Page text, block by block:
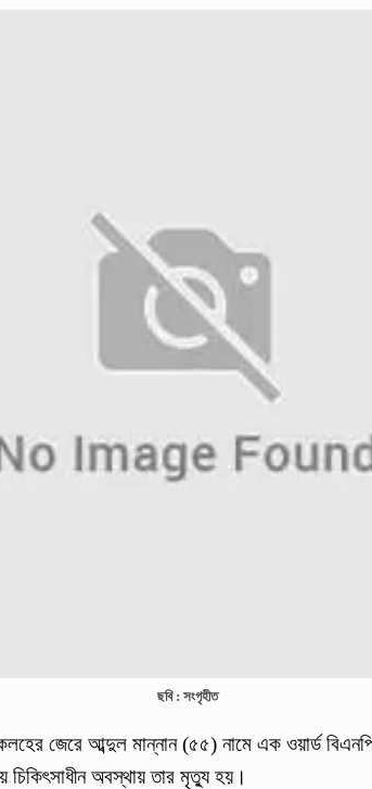
ছবি : সংগৃহীত
জেরে আব্দুল মান্নান (৫৫) নামে এক ওয়ার্ড
চিকিৎসাধীন অবস্থায় তার মৃত্যু হয়।